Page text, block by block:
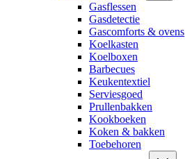
Gasflessen
Gasdetectie
Gascomforts & ovens
Koelkasten
Koelboxen
Barbecues
Keukentextiel
Serviesgoed
Prullenbakken
Kookboeken
Koken & bakken
Toebehoren